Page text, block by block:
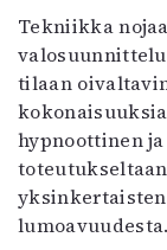
Tekniikka
tilaan
hypnoottinen
lumoavuudesta.